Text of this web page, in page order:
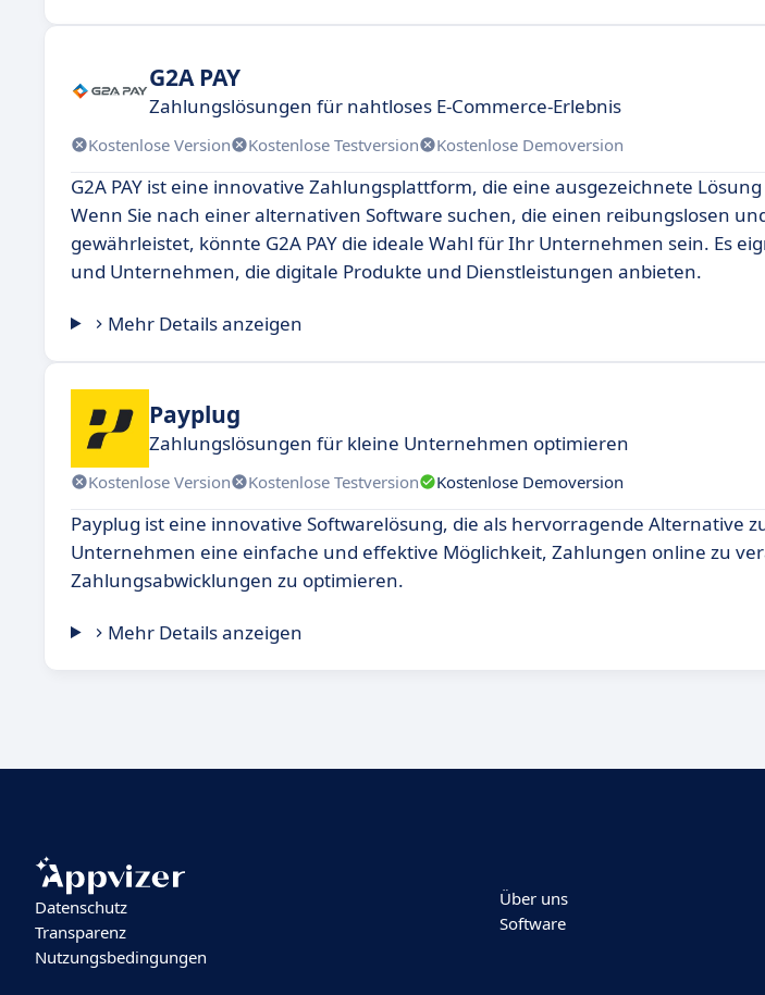
G2A PAY
Zahlungslösungen für nahtloses E-Commerce-Erlebnis
Kostenlose Version Kostenlose Testversion Kostenlose Demoversion
G2A PAY ist eine innovative Zahlungsplattform, die eine ausgezeichnete
Wenn Sie nach einer alternativen Software suchen, die einen reibungslosen
gewährleistet, könnte G2A PAY die ideale Wahl für Ihr Unternehmen sein. Es
und Unternehmen, die digitale Produkte und Dienstleistungen anbieten.
Mehr Details anzeigen
Payplug
Zahlungslösungen für kleine Unternehmen optimieren
Kostenlose Version Kostenlose Testversion Kostenlose Demoversion
Payplug ist eine innovative Softwarelösung, die als hervorragende Alternative
Unternehmen eine einfache und effektive Möglichkeit, Zahlungen online zu
Zahlungsabwicklungen zu optimieren.
Mehr Details anzeigen
Datenschutz
Transparenz
Nutzungsbedingungen
Über uns
Software